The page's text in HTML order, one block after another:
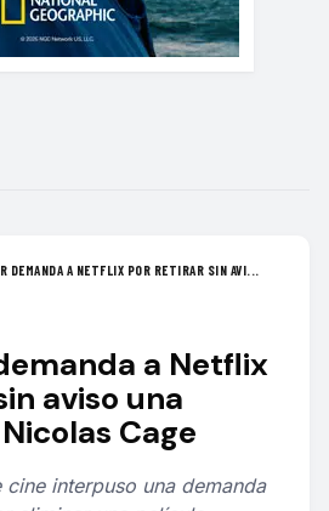
DEMANDA A NETFLIX POR RETIRAR SIN AVI...
a Netflix
aviso una
Cage
interpuso una demanda